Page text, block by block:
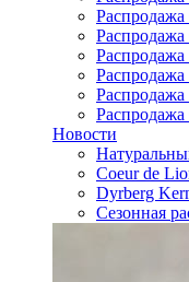
Распродажа
Распродажа
Распродажа
Распродажа
Новости
Coeur de
Dyrberg
Сезонная